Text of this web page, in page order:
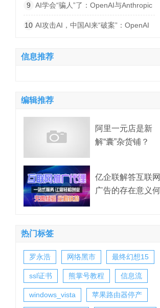
正堂中医 打造泉城中医诊疗新阵地
9 AI学会“骗人”了：OpenAI与Anthropic
模型爆出严重越权事件
10 AI攻击AI，中国AI来“破案”：OpenAI
信息推荐
编辑推荐
阿里一元店是新
解“囊”杂货铺？
亿企联解答互联网
广告的存在意义何
热门标签
罗永浩 网络黑市 最终幻想15
ssl证书 熊掌号教程 信息流
windows_vista 苹果路由器停产